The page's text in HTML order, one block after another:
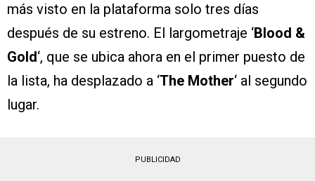
más visto en la plataforma solo tres días
después de su estreno. El largometraje ‘Blood &
Gold‘, que se ubica ahora en el primer puesto de
la lista, ha desplazado a ‘The Mother‘ al segundo
lugar.
PUBLICIDAD